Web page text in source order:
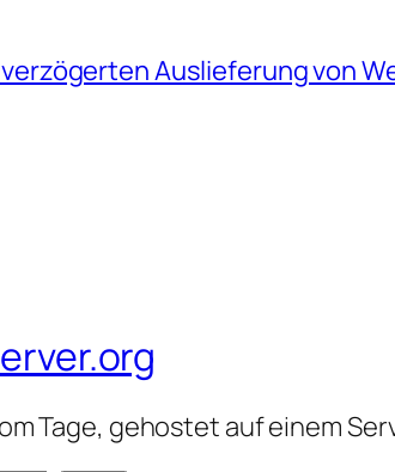
Auslieferung von
Tage, gehostet auf einem